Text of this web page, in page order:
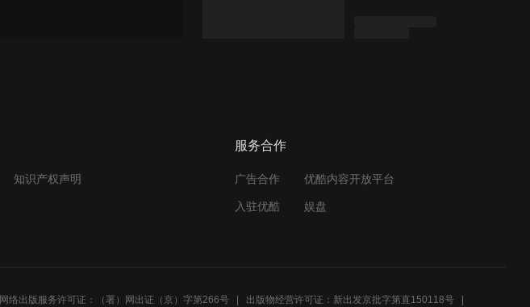
知识产权声明
服务合作
广告合作 优酷内容开放平台
入驻优酷 娱盘
网络出版服务许可证：（署）网出证（京）字第266号 出版物经营许可证：新出发京批字第直150118号